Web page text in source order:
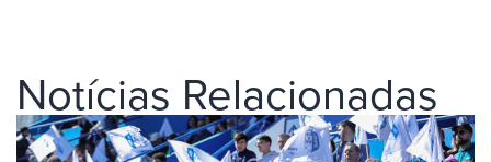
Notícias Relacionadas